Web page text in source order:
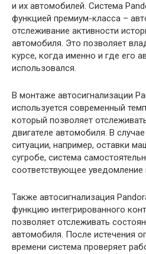
и их автомобилей. Система
функцией премиум-класса –
отслеживание активности
автомобиля. Это позволяет
курсе, когда именно и где его
использовался.
В монтаже автосигнализации
используется современный
который позволяет
двигателе автомобиля. В
ситуации, например, оставки
сугробе, система
соответствующее уведомление
Также автосигнализация
функцию интегрированного
позволяет отслеживать
автомобиля. После истечения
времени система проверяет